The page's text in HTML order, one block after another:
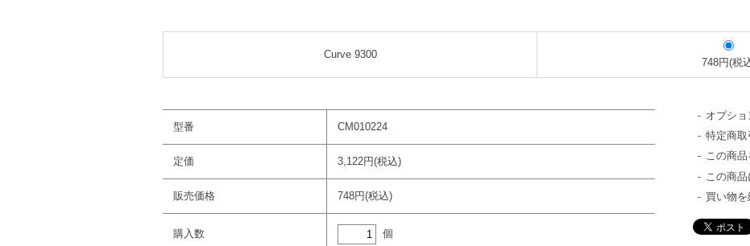
Curve 9300
748円(税
型番 CM010224
定価 3,122円(税込)
販売価格 748円(税込)
購入数 個
オプシ
特定商取
この商
この商
買い物を